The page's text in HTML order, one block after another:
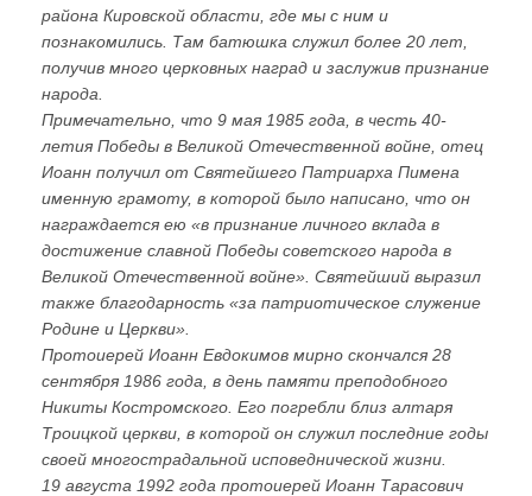
района Кировской области, где мы с ним и
познакомились. Там батюшка служил более 20 лет,
получив много церковных наград и заслужив признание
народа.
Примечательно, что 9 мая 1985 года, в честь 40-
летия Победы в Великой Отечественной войне, отец
Иоанн получил от Святейшего Патриарха Пимена
именную грамоту, в которой было написано, что он
награждается ею «в признание личного вклада в
достижение славной Победы советского народа в
Великой Отечественной войне». Святейший выразил
также благодарность «за патриотическое служение
Родине и Церкви».
Протоиерей Иоанн Евдокимов мирно скончался 28
сентября 1986 года, в день памяти преподобного
Никиты Костромского. Его погребли близ алтаря
Троицкой церкви, в которой он служил последние годы
своей многострадальной исповеднической жизни.
19 августа 1992 года протоиерей Иоанн Тарасович